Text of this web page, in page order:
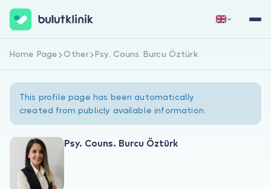
About Us
Sign Up Now Sign In
Home Page Other Psy. Couns. Burcu Öztürk
This profile page has been automatically
created from publicly available information.
Psy. Couns. Burcu Öztürk